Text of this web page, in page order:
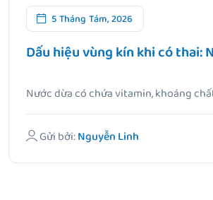
5 Tháng Tám, 2026
Dấu hiệu vùng kín khi có thai:
Nước dừa có chứa vitamin, khoáng
chống oxy.
Gửi bởi:Nguyễn Linh